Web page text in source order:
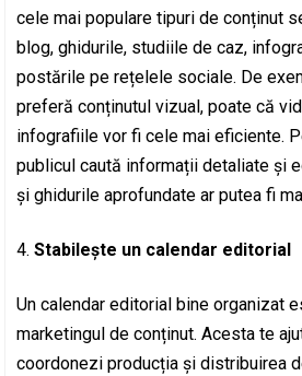
cele mai populare tipuri de conținut
blog, ghidurile, studiile de caz,
postările pe rețelele sociale. De
preferă conținutul vizual, poate că
infografiile vor fi cele mai eficiente.
publicul caută informații detaliate și
și ghidurile aprofundate ar putea fi
Stabilește un calendar editorial
Un calendar editorial bine organizat
marketingul de conținut. Acesta te
coordonezi producția și distribuirea